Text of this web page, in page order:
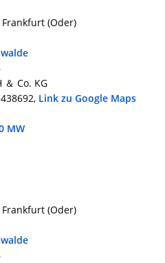
(Oder)
Co. KG
Link zu Google Maps
MW
(Oder)